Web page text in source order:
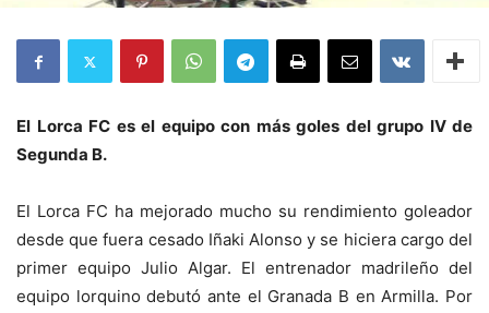
El Lorca FC es el equipo con más goles del grupo IV de
Segunda B.
El Lorca FC ha mejorado mucho su rendimiento goleador
desde que fuera cesado Iñaki Alonso y se hiciera cargo del
primer equipo Julio Algar. El entrenador madrileño del
equipo lorquino debutó ante el Granada B en Armilla. Por